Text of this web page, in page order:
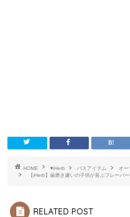
HOME ♥iHerb バスアイテム
オー
【iHerb】歯磨き嫌いの子供が喜ぶフレーバ
RELATED POST